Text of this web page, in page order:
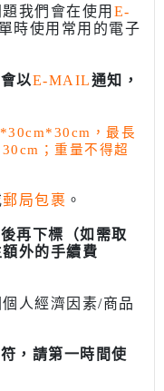
題我們會在使用 E-
時使用常用的電子
以E-MAIL通知，
，最長
30cm；重量不得超
郵局包裹 。
再下標（如需取
外的手續費
人經濟因素/商品
，請第一時間使